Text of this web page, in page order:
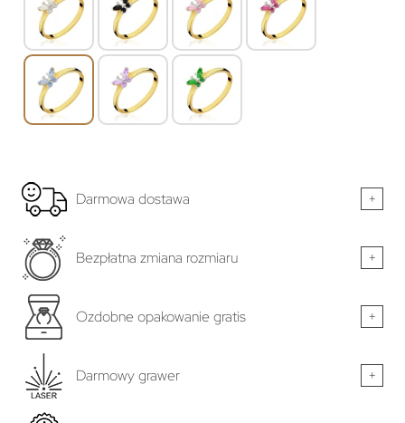
Darmowa dostawa +
Bezpłatna zmiana rozmiaru +
Ozdobne opakowanie gratis +
Darmowy grawer +